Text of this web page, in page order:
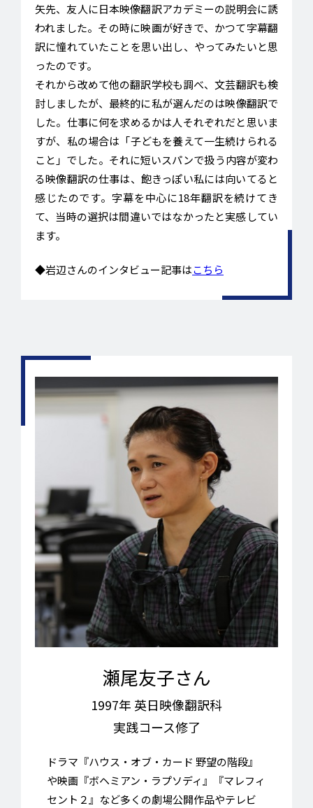
矢先、友人に日本映像翻訳アカデミーの説明会に誘
われました。その時に映画が好きで、かつて字幕翻
訳に憧れていたことを思い出し、やってみたいと思
ったのです。
それから改めて他の翻訳学校も調べ、文芸翻訳も検
討しましたが、最終的に私が選んだのは映像翻訳で
した。仕事に何を求めるかは人それぞれだと思いま
すが、私の場合は「子どもを養えて一生続けられる
こと」でした。それに短いスパンで扱う内容が変わ
る映像翻訳の仕事は、飽きっぽい私には向いてると
感じたのです。字幕を中心に18年翻訳を続けてき
て、当時の選択は間違いではなかったと実感してい
ます。
◆岩辺さんのインタビュー記事はこちら
瀬尾友子さん
1997年 英日映像翻訳科
実践コース修了
ドラマ『ハウス・オブ・カード 野望の階段』
や映画『ボヘミアン・ラプソディ』『マレフィ
セント２』など多くの劇場公開作品やテレビ